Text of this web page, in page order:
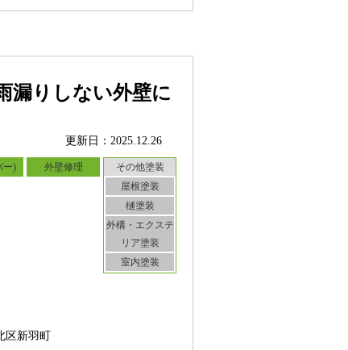
漏りしない外壁に
更新日：2025.12.26
ー) 外壁修理
その他塗装
屋根塗装
樋塗装
外構・エクステ
リア塗装
室内塗装
新羽町